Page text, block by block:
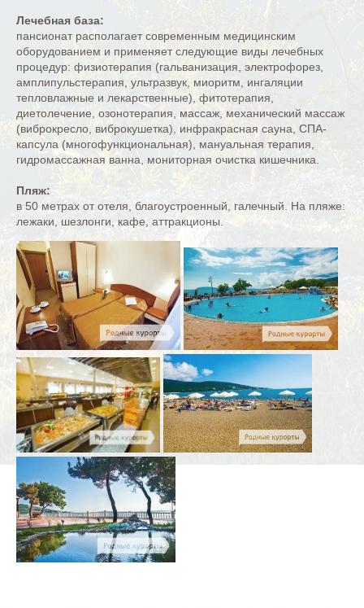
Лечебная база:
пансионат располагает современным медицинским
оборудованием и применяет следующие виды лечебных
процедур: физиотерапия (гальванизация, электрофорез,
амплипульстерапия, ультразвук, миоритм, ингаляции
тепловлажные и лекарственные), фитотерапия,
диетолечение, озонотерапия, массаж, механический массаж
(виброкресло, виброкушетка), инфракрасная сауна, СПА-
капсула (многофункциональная), мануальная терапия,
гидромассажная ванна, мониторная очистка кишечника.
Пляж:
в 50 метрах от отеля, благоустроенный, галечный. На пляже:
лежаки, шезлонги, кафе, аттракционы.